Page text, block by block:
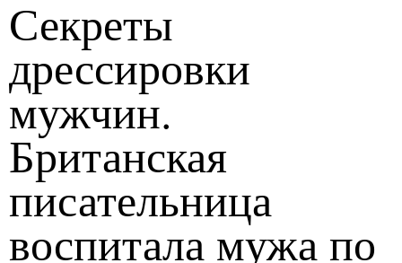
Секреты
дрессировки
мужчин.
Британская
писательница
воспитала мужа по